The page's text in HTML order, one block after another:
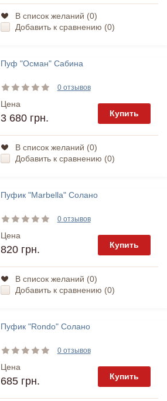
В список желаний (0)
Добавить к сравнению (0)
Пуф "Осман" Сабина
0 отзывов
Цена
3 680 грн. Купить
В список желаний (0)
Добавить к сравнению (0)
Пуфик "Marbella" Солано
0 отзывов
Цена
820 грн. Купить
В список желаний (0)
Добавить к сравнению (0)
Пуфик "Rondo" Солано
0 отзывов
Цена
685 грн. Купить